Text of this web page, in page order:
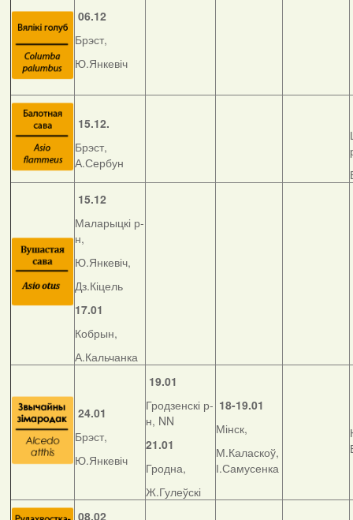
06.12
Брэст,
Ю.Янкевіч
15.12.
Брэст,
А.Сербун
15.12
Маларыцкі р-
н,
Ю.Янкевіч,
Дз.Кіцель
17.01
Кобрын,
А.Кальчанка
24.01
Брэст,
Ю.Янкевіч
19.01
Гродзенскі р-
н, NN
21.01
Гродна,
Ж.Гулеўскі
18-19.01
Мінск,
М.Каласкоў,
І.Самусенка
08.02